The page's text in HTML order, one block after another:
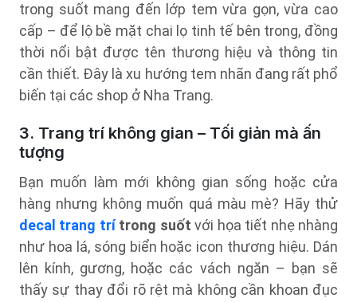
trong suốt mang đến lớp tem vừa gọn, vừa cao
cấp – để lộ bề mặt chai lọ tinh tế bên trong, đồng
thời nổi bật được tên thương hiệu và thông tin
cần thiết. Đây là xu hướng tem nhãn đang rất phổ
biến tại các shop ở Nha Trang.
3. Trang trí không gian – Tối giản mà ấn
tượng
Bạn muốn làm mới không gian sống hoặc cửa
hàng nhưng không muốn quá màu mè? Hãy thử
decal trang trítrong suốt với họa tiết nhẹ nhàng
như hoa lá, sóng biển hoặc icon thương hiệu. Dán
lên kính, gương, hoặc các vách ngăn – bạn sẽ
thấy sự thay đổi rõ rệt mà không cần khoan đục